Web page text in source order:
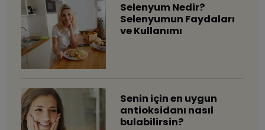
Selenyum Nedir?
Selenyumun Faydaları
ve Kullanımı
Senin için en uygun
antioksidanı nasıl
bulabilirsin?